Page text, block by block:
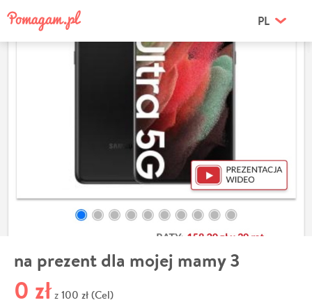
PL
na prezent dla mojej mamy 3
0 zł z 100 zł (Cel)